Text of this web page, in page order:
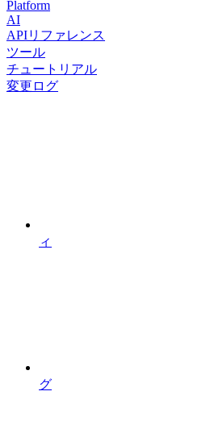
Platform
AI
APIリファレンス
ツール
チュートリアル
変更ログ
ィ
グ